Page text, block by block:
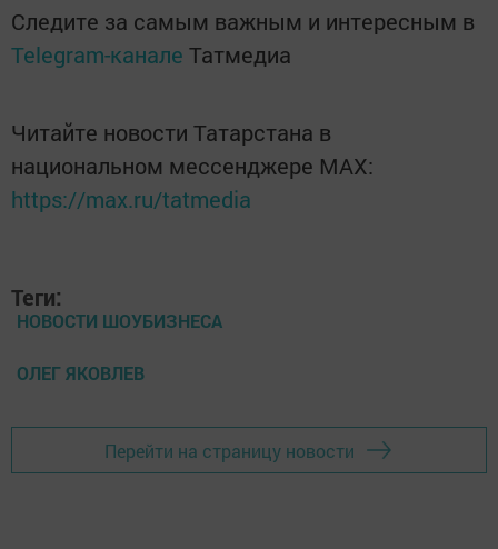
Следите за самым важным и интересным в
Telegram-канале Татмедиа
Читайте новости Татарстана в
национальном мессенджере MАХ:
https://max.ru/tatmedia
Теги:
НОВОСТИ ШОУБИЗНЕСА
ОЛЕГ ЯКОВЛЕВ
Перейти на страницу новости